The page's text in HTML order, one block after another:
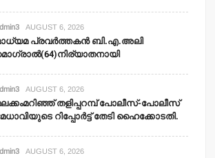
AUGUST 6, 2026
പ്രവര്‍ത്തകന്‍ ബി.എ.അലി
AUGUST 6, 2026
തളിപ്പറമ്പ് പോലീസ്-പോലീസ്
റിപ്പോര്‍ട്ട് തേടി ഹൈക്കോടതി.
AUGUST 6, 2026